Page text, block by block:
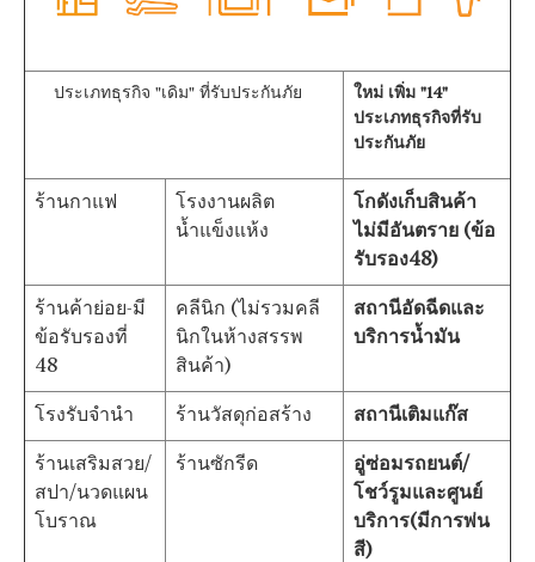
ประเภทธุรกิจ "เดิม" ที่รับประกันภัย
ใหม่ เพิ่ม "14"
ประเภทธุรกิจที่รับ
ประกันภัย
ร้านกาแฟ
โรงงานผลิต
น้ำแข็งแห้ง
โกดังเก็บสินค้า
ไม่มีอันตราย (ข้อ
รับรอง48)
ร้านค้าย่อย-มี
ข้อรับรองที่
48
คลีนิก (ไม่รวมคลี
นิกในห้างสรรพ
สินค้า)
สถานีอัดฉีดและ
บริการน้ำมัน
โรงรับจำนำ ร้านวัสดุก่อสร้าง สถานีเติมแก๊ส
ร้านเสริมสวย/
สปา/นวดแผน
โบราณ
ร้านซักรีด
อู่ซ่อมรถยนต์/
โชว์รูมและศูนย์
บริการ(มีการพ่น
สี)